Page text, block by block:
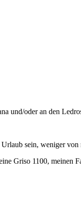
und/oder an den
sein, weniger von
Griso 1100, meinen